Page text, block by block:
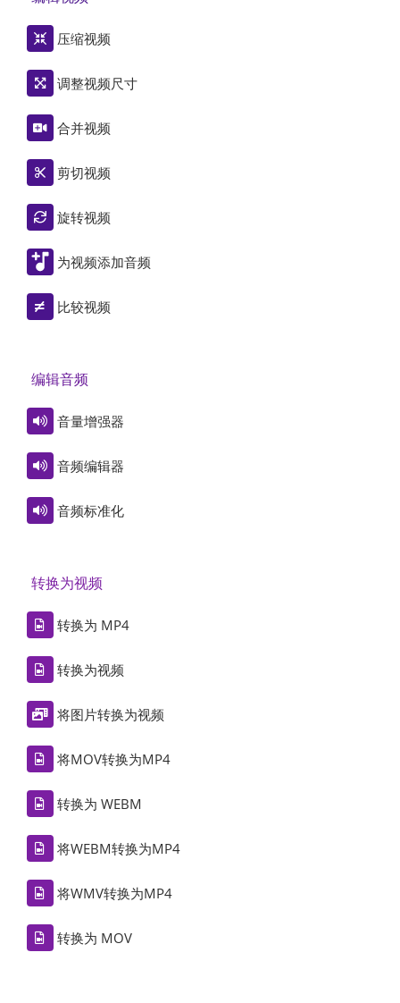
压缩视频
调整视频尺寸
合并视频
剪切视频
旋转视频
为视频添加音频
比较视频
编辑音频
音量增强器
音频编辑器
音频标准化
转换为视频
转换为 MP4
转换为视频
将图片转换为视频
将MOV转换为MP4
转换为 WEBM
将WEBM转换为MP4
将WMV转换为MP4
转换为 MOV